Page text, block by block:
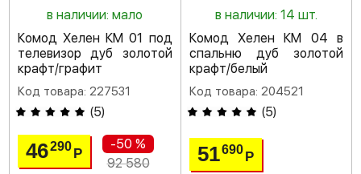
в наличии: мало
Комод Хелен КМ 01 под
телевизор дуб золотой
крафт/графит
Код товара: 227531
(5)
46290Р
-50 %
92 580
в наличии: 14 шт.
Комод Хелен КМ 04 в
спальню дуб золотой
крафт/белый
Код товара: 204521
(5)
51690 Р